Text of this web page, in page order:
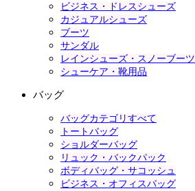
ビジネス・ドレスシューズ
カジュアルシューズ
ブーツ
サンダル
レインシューズ・スノーブーツ
シューケア・靴用品
バッグ
バッグカテゴリすべて
トートバッグ
ショルダーバッグ
リュック・バックパック
ボディバッグ・サコッシュ
ビジネス・オフィスバッグ